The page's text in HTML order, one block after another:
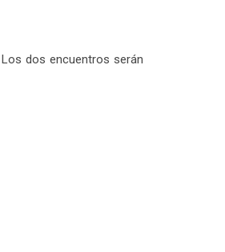
dos encuentros serán